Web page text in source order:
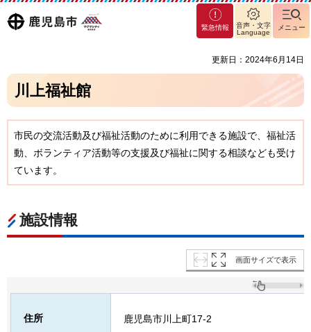
鹿児島
マグ
マシ
緊急情報
音声・文字
Language
メニュー
更新日：2024年6月14日
川上福祉館
市民の交流活動及び福祉活動のために利用できる施設で、福祉活
動、ボランティア活動等の支援及び福祉に関する相談なども受け
ています。
施設情報
画面サイズで表示
住所 鹿児島市川上町17-2